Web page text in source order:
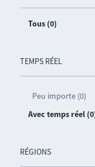
Tous (0)
TEMPS RÉEL
Peu importe (0)
Avec temps réel
RÉGIONS